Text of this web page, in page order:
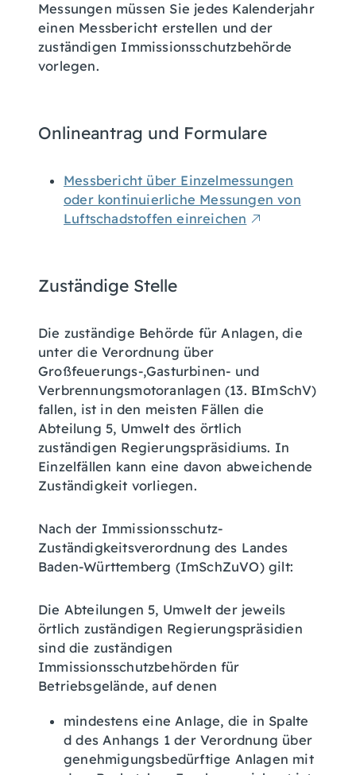
Messungen müssen Sie jedes Kalenderjahr
einen Messbericht erstellen und der
zuständigen Immissionsschutzbehörde
vorlegen.
Onlineantrag und Formulare
Messbericht über Einzelmessungen
oder kontinuierliche Messungen von
Luftschadstoffen einreichen
Zuständige Stelle
Die zuständige Behörde für Anlagen, die
unter die Verordnung über
Großfeuerungs-,Gasturbinen- und
Verbrennungsmotoranlagen (13. BImSchV)
fallen, ist in den meisten Fällen die
Abteilung 5, Umwelt des örtlich
zuständigen Regierungspräsidiums. In
Einzelfällen kann eine davon abweichende
Zuständigkeit vorliegen.
Nach der Immissionsschutz-
Zuständigkeitsverordnung des Landes
Baden-Württemberg (ImSchZuVO) gilt:
Die Abteilungen 5, Umwelt der jeweils
örtlich zuständigen Regierungspräsidien
sind die zuständigen
Immissionsschutzbehörden für
Betriebsgelände, auf denen
mindestens eine Anlage, die in Spalte
d des Anhangs 1 der Verordnung über
genehmigungsbedürftige Anlagen mit